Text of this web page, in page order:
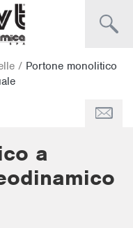
/ Portone monolitico
a